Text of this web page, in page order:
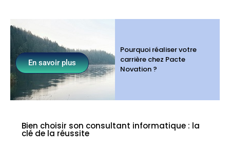
En savoir plus
Pourquoi réaliser votre
carrière chez Pacte
Novation ?
Bien choisir son consultant informatique : la
clé de la réussite